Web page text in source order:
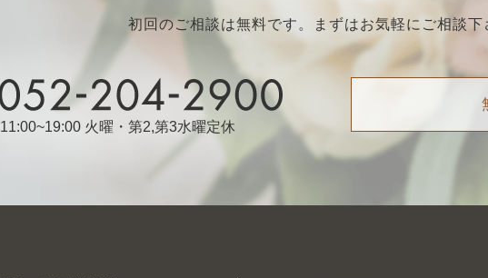
初回のご相談は無料です。まずはお気軽にご相談下
11:00~19:00 火曜・第2,第3水曜定休